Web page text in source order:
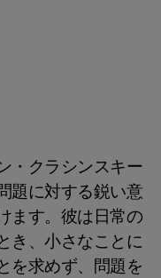
・クラシンスキー
題に対する鋭い意
ます。彼は日常の
き、小さなことに
を求めず、問題を